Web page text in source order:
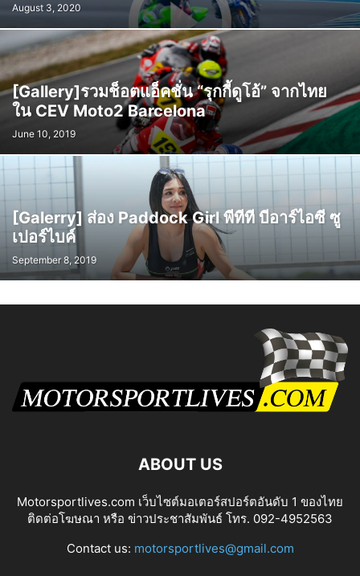
August 3, 2020
[Gallery]รวมช็อตแอ็คชั่น “รุกกี้ดูโอ้” จากไทย
ใน CEV Moto2 Barcelona
June 10, 2019
[Galerry] ส่อง Paddock Girl พีทีที บีอาร์ไอซี ซู
เปอร์ไบค์
September 8, 2019
ABOUT US
Motorsportlives.com เว็บไซต์มอเตอร์สปอร์ตอันดับ 1 ของไทย
ติดต่อโฆษณา หรือ ข่าวประชาสัมพันธ์ โทร. 092-4952563
Contact us: motorsportlives@gmail.com